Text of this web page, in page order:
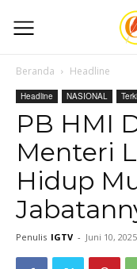
Beranda Headline
Headline NASIONAL
PB HMI
Menteri
Hidup
Penulis IGTV - Juni 10, 2025